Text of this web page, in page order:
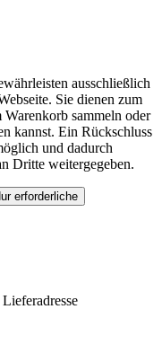
ausschließlich
Sie dienen zum
sammeln oder
kannst. Ein Rückschluss
und dadurch
Dritte weitergegeben.
erforderliche